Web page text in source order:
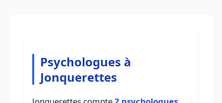
Psychologues à
Jonquerettes